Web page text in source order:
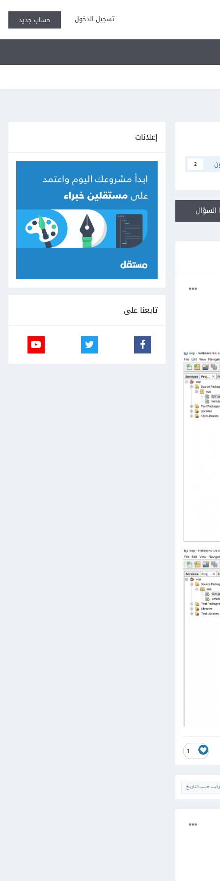
تسجيل الدخول حساب جديد
2
1
حسب التاريخ
إعلانات
تابعنا على